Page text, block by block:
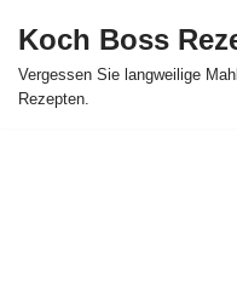
Skip
to
Koch Boss
Vergessen Sie langweilige
Rezepten.